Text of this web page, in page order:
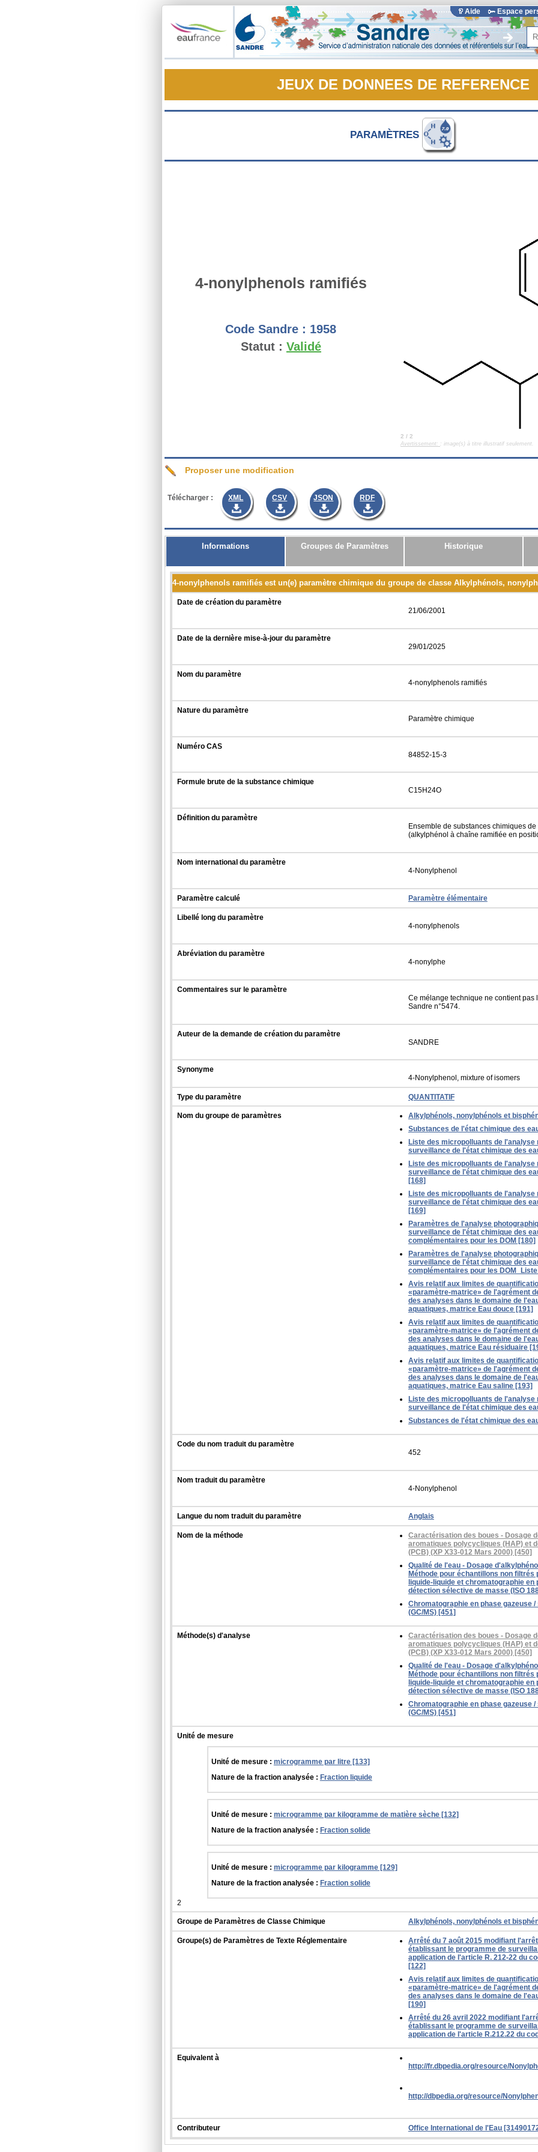
Aide Espace
JEUX DE DONNEES DE REFERENCE
PARAMÈTRES
4-nonylphenols ramifiés
Code Sandre : 1958
Statut : Validé
2 / 2
Avertissement: : image(s) à titre illustratif seulement.
Proposer une modification
Télécharger : XML CSV JSON RDF
Informations Groupes de Paramètres Historique
4-nonylphenols ramifiés est un(e) paramètre chimique du groupe de classe Alkylphénols,
Date de création du paramètre
21/06/2001
Date de la dernière mise-à-jour du paramètre
29/01/2025
Nom du paramètre
4-nonylphenols ramifiés
Nature du paramètre
Paramètre chimique
Numéro CAS
84852-15-3
Formule brute de la substance chimique
C15H24O
Définition du paramètre
Ensemble de substances chimiques
(alkylphénol à chaîne ramifiée en
Nom international du paramètre
4-Nonylphenol
Paramètre calculé Paramètre élémentaire
Libellé long du paramètre
4-nonylphenols
Abréviation du paramètre
4-nonylphe
Commentaires sur le paramètre
Ce mélange technique ne contient
Sandre n°5474.
Auteur de la demande de création du paramètre
SANDRE
Synonyme
4-Nonylphenol, mixture of isomers
Type du paramètre QUANTITATIF
Nom du groupe de paramètres
Alkylphénols, nonylphénols et
Substances de l'état chimique des
Liste des micropolluants de l'analyse
surveillance de l'état chimique des
Liste des micropolluants de l'analyse
surveillance de l'état chimique des
[168]
Liste des micropolluants de l'analyse
surveillance de l'état chimique des
[169]
Paramètres de l'analyse
surveillance de l'état chimique des
complémentaires pour les DOM [180]
Paramètres de l'analyse
surveillance de l'état chimique des
complémentaires pour les
Avis relatif aux limites de
«paramètre-matrice» de l'agrément
des analyses dans le domaine de
aquatiques, matrice Eau douce [191]
Avis relatif aux limites de
«paramètre-matrice» de l'agrément
des analyses dans le domaine de
aquatiques, matrice Eau résiduaire
Avis relatif aux limites de
«paramètre-matrice» de l'agrément
des analyses dans le domaine de
aquatiques, matrice Eau saline [193]
Liste des micropolluants de l'analyse
surveillance de l'état chimique des
Substances de l'état chimique des
Code du nom traduit du paramètre
452
Nom traduit du paramètre
4-Nonylphenol
Langue du nom traduit du paramètre Anglais
Nom de la méthode
Caractérisation des boues - Dosage
aromatiques polycycliques (HAP) et
(PCB) (XP X33-012 Mars 2000) [450]
Qualité de l'eau - Dosage
Méthode pour échantillons non filtrés
liquide-liquide et chromatographie en
détection sélective de masse (ISO
Chromatographie en phase gazeuse
(GC/MS) [451]
Méthode(s) d'analyse
Caractérisation des boues - Dosage
aromatiques polycycliques (HAP) et
(PCB) (XP X33-012 Mars 2000) [450]
Qualité de l'eau - Dosage
Méthode pour échantillons non filtrés
liquide-liquide et chromatographie en
détection sélective de masse (ISO
Chromatographie en phase gazeuse
(GC/MS) [451]
Unité de mesure
Unité de mesure : microgramme par litre [133]
Nature de la fraction analysée : Fraction liquide
Unité de mesure : microgramme par kilogramme de matière sèche [132]
Nature de la fraction analysée : Fraction solide
Unité de mesure : microgramme par kilogramme [129]
Nature de la fraction analysée : Fraction solide
2
Groupe de Paramètres de Classe Chimique Alkylphénols, nonylphénols et
Groupe(s) de Paramètres de Texte Réglementaire
Arrêté du 7 août 2015 modifiant
établissant le programme de
application de l'article R. 212-22 du
[122]
Avis relatif aux limites de
«paramètre-matrice» de l'agrément
des analyses dans le domaine de
[190]
Arrêté du 26 avril 2022 modifiant
établissant le programme de
application de l'article R.212.22 du
Equivalent à
http://fr.dbpedia.org/resource/
http://dbpedia.org/resource/
Contributeur Office International de l'Eau